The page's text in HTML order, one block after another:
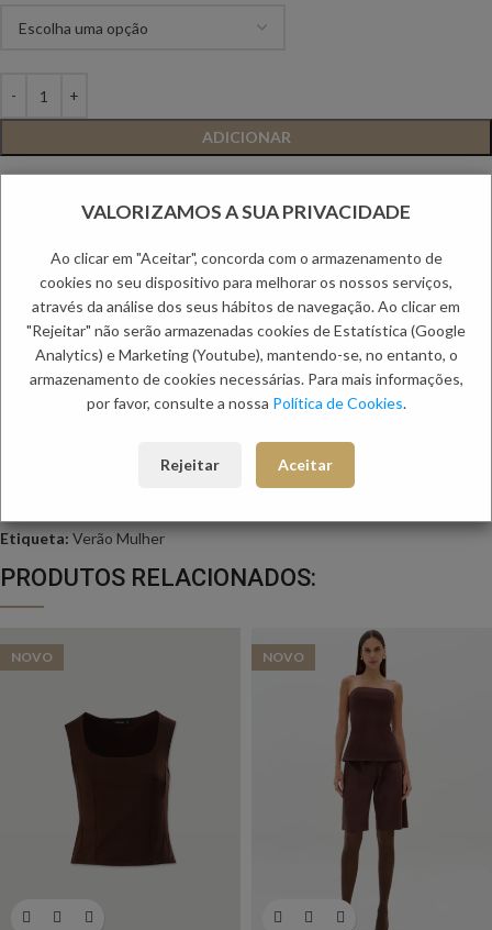
ADICIONAR
Top branco em tecido rendado. Decote barco. Assimetria no lado direito
peça vestida. Drapeado na zona da frente com aplicação de folho.
Drapeado na zona da frente, com aplicação de folho. Composição: 90%
Polaimida 10% Elastano
Informação adicional
Etiqueta: Verão Mulher
PRODUTOS RELACIONADOS:
NOVO NOVO
VALORIZAMOS A SUA PRIVACIDADE
Ao clicar em "Aceitar", concorda com o armazenamento de
cookies no seu dispositivo para melhorar os nossos serviços,
através da análise dos seus hábitos de navegação. Ao clicar em
"Rejeitar" não serão armazenadas cookies de Estatística (Google
Analytics) e Marketing (Youtube), mantendo-se, no entanto, o
armazenamento de cookies necessárias. Para mais informações,
por favor, consulte a nossa Política de Cookies.
Rejeitar Aceitar